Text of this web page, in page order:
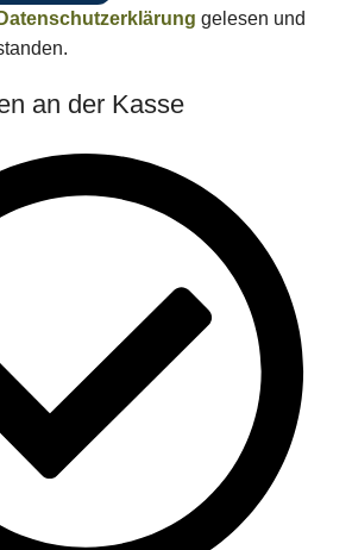
Datenschutzerklärung gelesen und
an der Kasse